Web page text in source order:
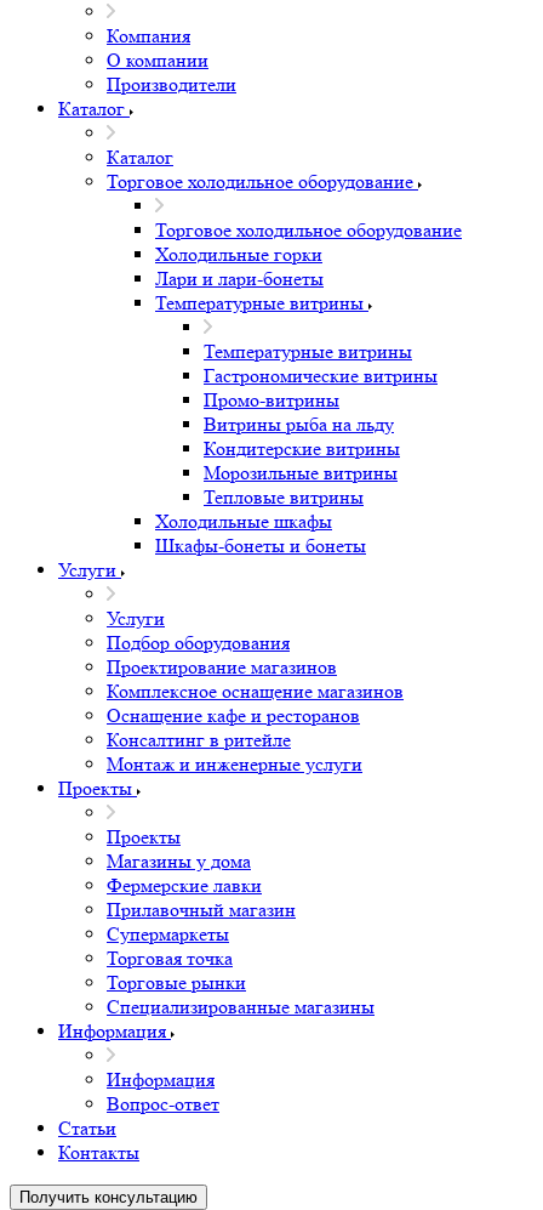
Компания
О компании
Производители
Каталог
Каталог
Торговое холодильное оборудование
Торговое холодильное оборудование
Холодильные горки
Лари и лари-бонеты
Температурные витрины
Температурные витрины
Гастрономические витрины
Промо-витрины
Витрины рыба на льду
Кондитерские витрины
Морозильные витрины
Тепловые витрины
Холодильные шкафы
Шкафы-бонеты и бонеты
Услуги
Услуги
Подбор оборудования
Проектирование магазинов
Комплексное оснащение магазинов
Оснащение кафе и ресторанов
Консалтинг в ритейле
Монтаж и инженерные услуги
Проекты
Проекты
Магазины у дома
Фермерские лавки
Прилавочный магазин
Супермаркеты
Торговая точка
Торговые рынки
Специализированные магазины
Информация
Информация
Вопрос-ответ
Статьи
Контакты
Получить консультацию